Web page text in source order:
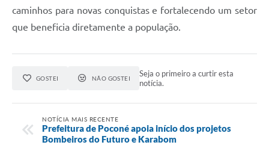
caminhos para novas conquistas e fortalecendo um setor
que beneficia diretamente a população.
GOSTEI NÃO GOSTEI
Seja o primeiro a curtir esta
notícia.
NOTÍCIA MAIS RECENTE
Prefeitura de Poconé apoia início dos projetos
Bombeiros do Futuro e Karabom